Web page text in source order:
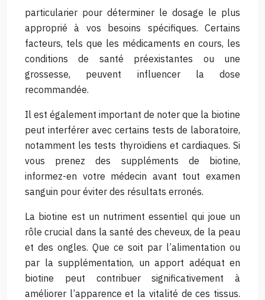
particularier pour déterminer le dosage le plus
approprié à vos besoins spécifiques. Certains
facteurs, tels que les médicaments en cours, les
conditions de santé préexistantes ou une
grossesse, peuvent influencer la dose
recommandée.
Il est également important de noter que la biotine
peut interférer avec certains tests de laboratoire,
notamment les tests thyroïdiens et cardiaques. Si
vous prenez des suppléments de biotine,
informez-en votre médecin avant tout examen
sanguin pour éviter des résultats erronés.
La biotine est un nutriment essentiel qui joue un
rôle crucial dans la santé des cheveux, de la peau
et des ongles. Que ce soit par l’alimentation ou
par la supplémentation, un apport adéquat en
biotine peut contribuer significativement à
améliorer l’apparence et la vitalité de ces tissus.